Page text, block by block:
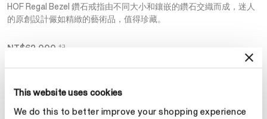
This website uses cookies
We do this to better improve your shopping experience
HOF Regal Bezel 鑽石戒指由不同大小和鑲嵌的鑽石交織而成，迷人
的原創設計儼如精緻的藝術品，值得珍藏。
NT$62,000 起
選擇 金屬